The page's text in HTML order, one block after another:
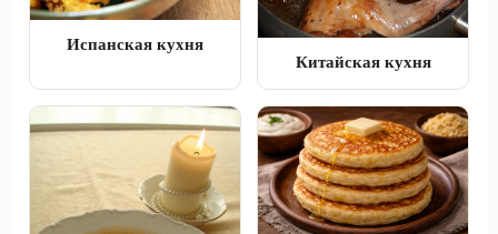
Испанская кухня
Китайская кухня